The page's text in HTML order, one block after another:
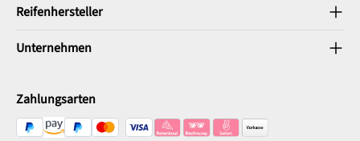
Reifenhersteller
Unternehmen
Zahlungsarten